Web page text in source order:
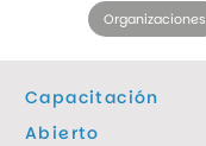
Organizaciones
Capacitación
Abierto